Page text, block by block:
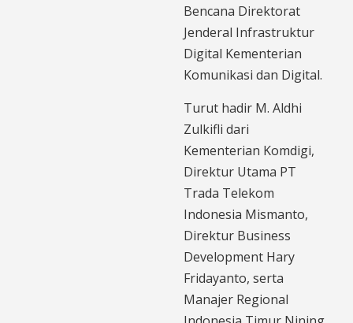
Bencana Direktorat
Jenderal Infrastruktur
Digital Kementerian
Komunikasi dan Digital.
Turut hadir M. Aldhi
Zulkifli dari
Kementerian Komdigi,
Direktur Utama PT
Trada Telekom
Indonesia Mismanto,
Direktur Business
Development Hary
Fridayanto, serta
Manajer Regional